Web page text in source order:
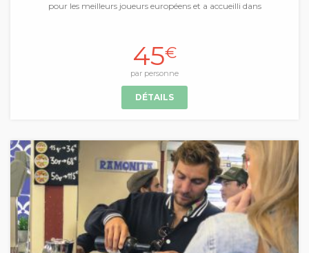
pour les meilleurs joueurs européens et a accueilli dans
45€
par personne
DÉTAILS